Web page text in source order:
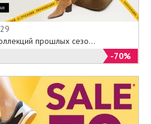
прошлых сезо...
-70%